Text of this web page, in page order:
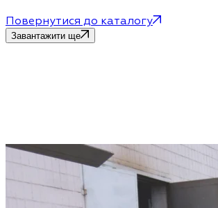
Повернутися до каталогу
Завантажити ще